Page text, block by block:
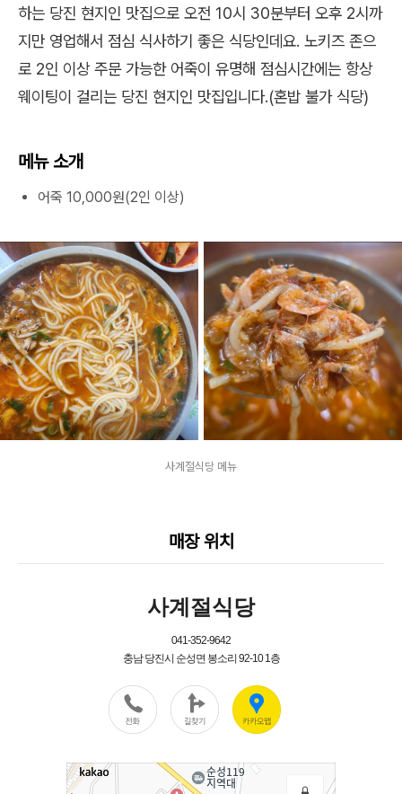
하는 당진 현지인 맛집으로 오전 10시 30분부터 오후 2시까
지만 영업해서 점심 식사하기 좋은 식당인데요. 노키즈 존으
로 2인 이상 주문 가능한 어죽이 유명해 점심시간에는 항상
웨이팅이 걸리는 당진 현지인 맛집입니다.(혼밥 불가 식당)
메뉴 소개
어죽 10,000원(2인 이상)
사계절식당 메뉴
매장 위치